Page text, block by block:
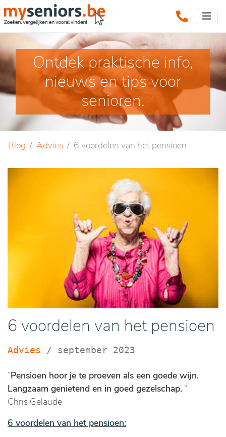
Ontdek praktische info,
nieuws en tips voor
senioren.
Blog Advies 6 voordelen van het pensioen
6 voordelen van het pensioen
Advies / september 2023
“Pensioen hoor je te proeven als een goede wijn.
Langzaam genietend en in goed gezelschap. “
Chris Gelaude
6 voordelen van het pensioen: